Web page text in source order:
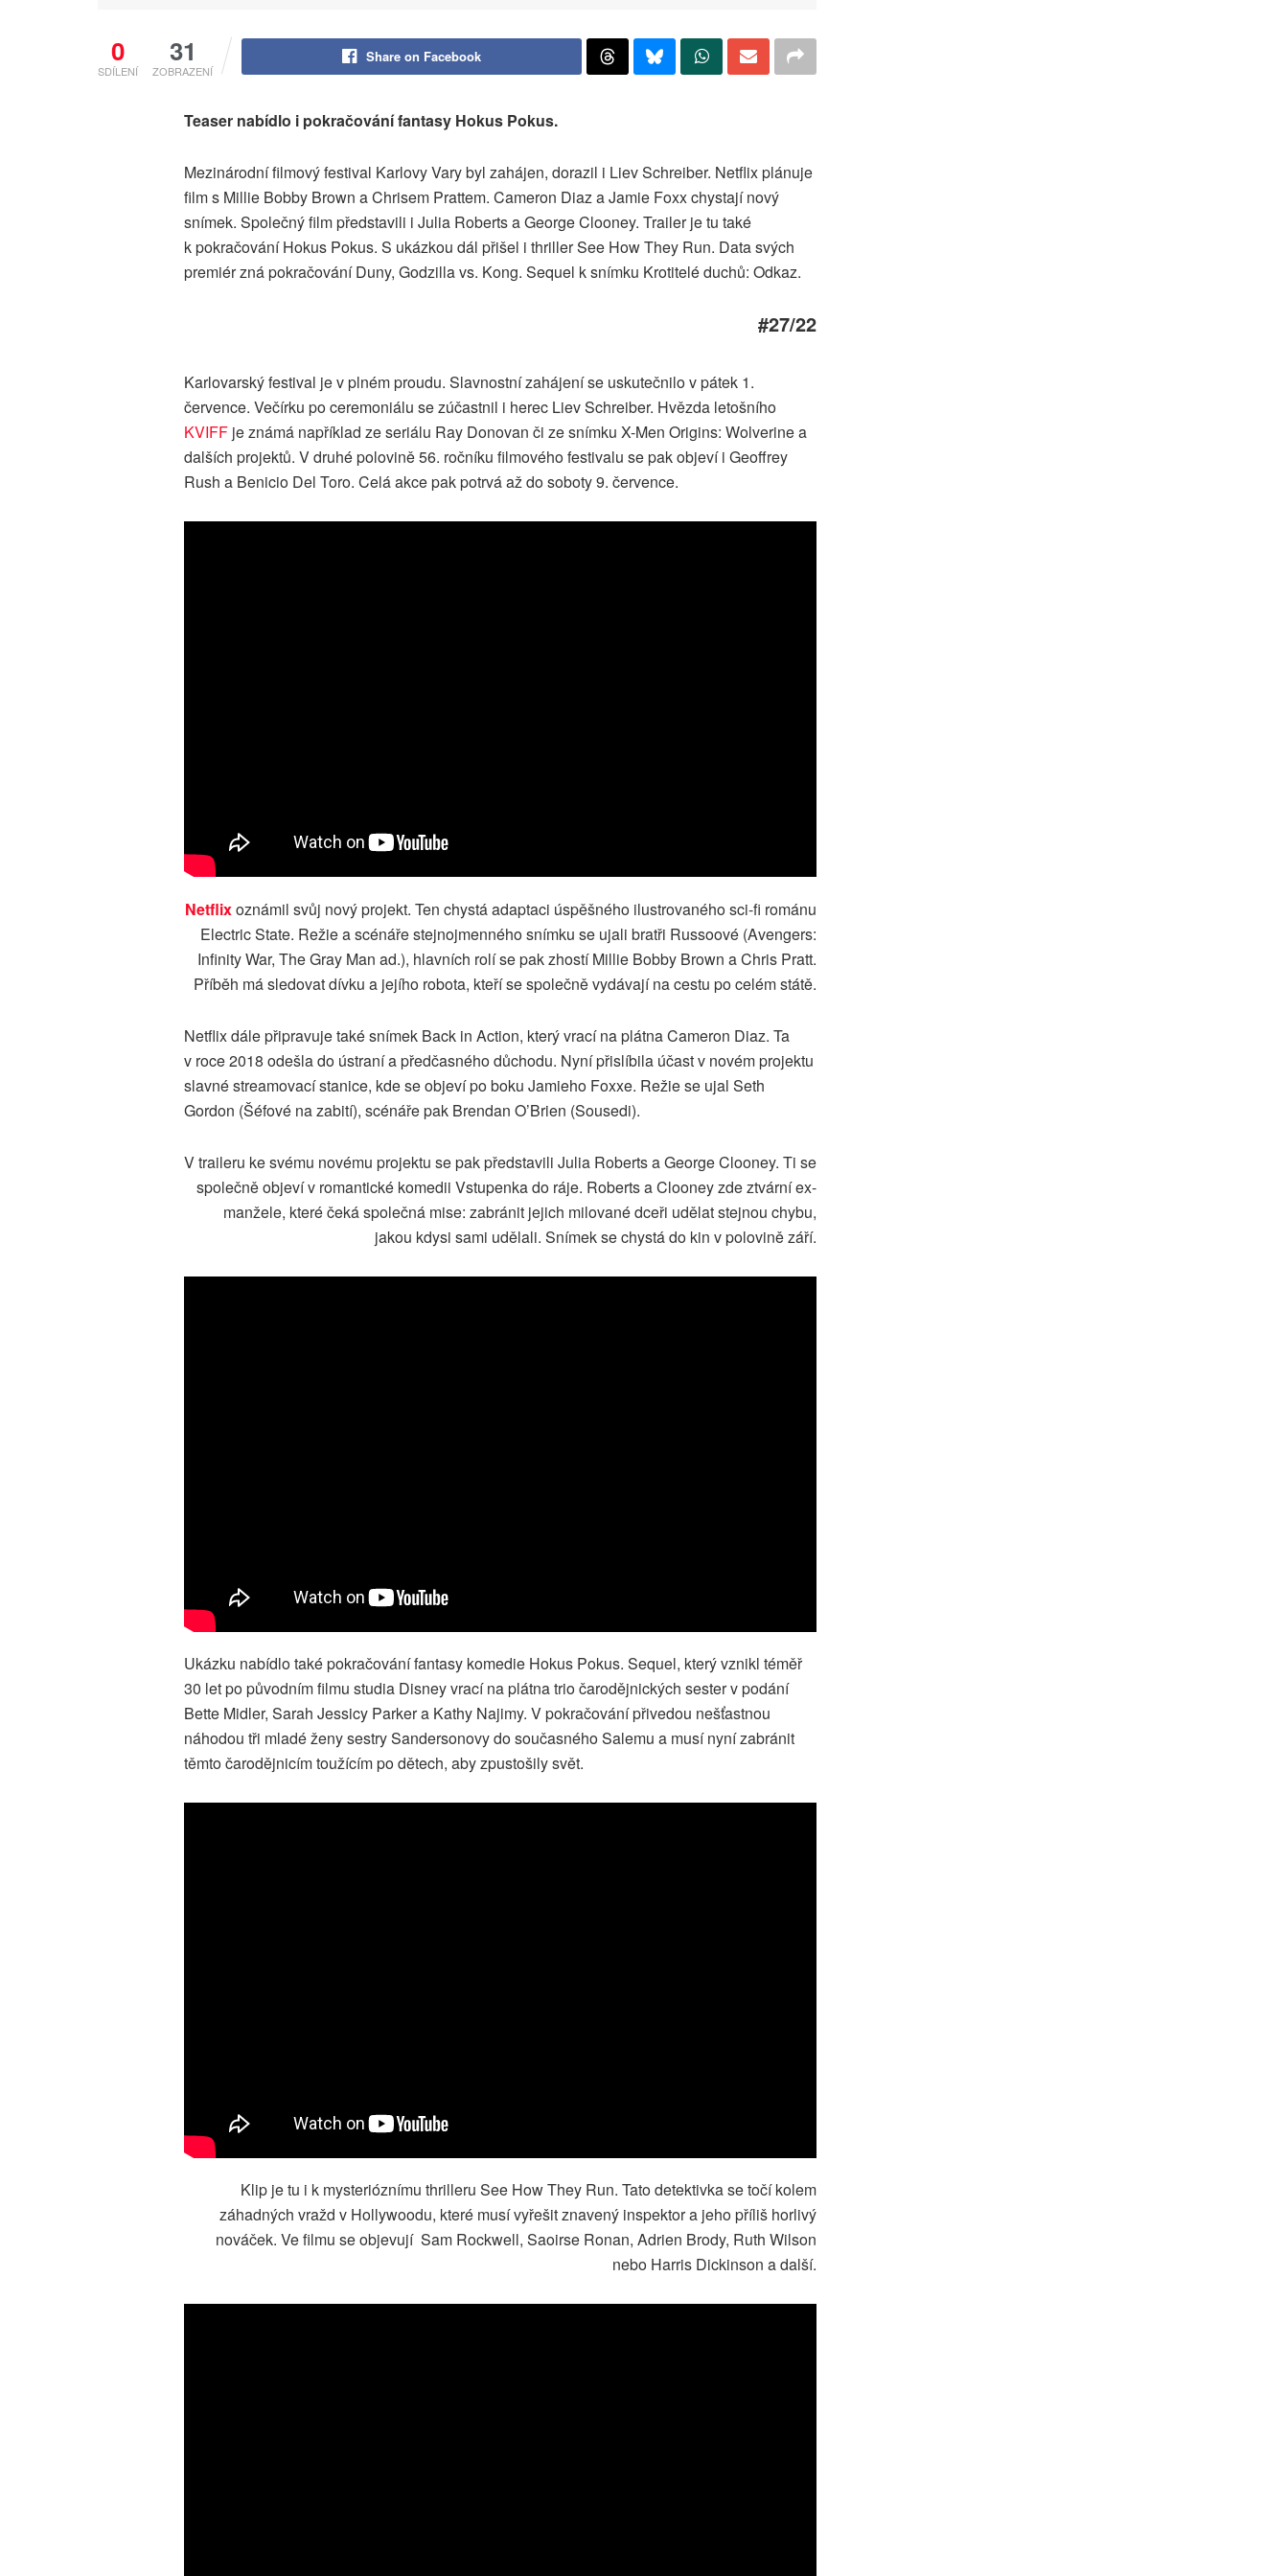
0
SDÍLENÍ
31
ZOBRAZENÍ
Share on Facebook
Teaser nabídlo i pokračování fantasy Hokus Pokus.
Mezinárodní filmový festival Karlovy Vary byl zahájen, dorazil i Liev Schreiber. Netflix plánuje
film s Millie Bobby Brown a Chrisem Prattem. Cameron Diaz a Jamie Foxx chystají nový
snímek. Společný film představili i Julia Roberts a George Clooney. Trailer je tu také
k pokračování Hokus Pokus. S ukázkou dál přišel i thriller See How They Run. Data svých
premiér zná pokračování Duny, Godzilla vs. Kong. Sequel k snímku Krotitelé duchů: Odkaz.
#27/22
Karlovarský festival je v plném proudu. Slavnostní zahájení se uskutečnilo v pátek 1.
července. Večírku po ceremoniálu se zúčastnil i herec Liev Schreiber. Hvězda letošního
KVIFF je známá například ze seriálu Ray Donovan či ze snímku X-Men Origins: Wolverine a
dalších projektů. V druhé polovině 56. ročníku filmového festivalu se pak objeví i Geoffrey
Rush a Benicio Del Toro. Celá akce pak potrvá až do soboty 9. července.
Netflixoznámil svůj nový projekt. Ten chystá adaptaci úspěšného ilustrovaného sci-fi románu
Electric State. Režie a scénáře stejnojmenného snímku se ujali bratři Russoové (Avengers:
Infinity War, The Gray Man ad.), hlavních rolí se pak zhostí Millie Bobby Brown a Chris Pratt.
Příběh má sledovat dívku a jejího robota, kteří se společně vydávají na cestu po celém státě.
Netflix dále připravuje také snímek Back in Action, který vrací na plátna Cameron Diaz. Ta
v roce 2018 odešla do ústraní a předčasného důchodu. Nyní přislíbila účast v novém projektu
slavné streamovací stanice, kde se objeví po boku Jamieho Foxxe. Režie se ujal Seth
Gordon (Šéfové na zabití), scénáře pak Brendan O’Brien (Sousedi).
V traileru ke svému novému projektu se pak představili Julia Roberts a George Clooney. Ti se
společně objeví v romantické komedii Vstupenka do ráje. Roberts a Clooney zde ztvární ex-
manžele, které čeká společná mise: zabránit jejich milované dceři udělat stejnou chybu,
jakou kdysi sami udělali. Snímek se chystá do kin v polovině září.
Ukázku nabídlo také pokračování fantasy komedie Hokus Pokus. Sequel, který vznikl téměř
30 let po původním filmu studia Disney vrací na plátna trio čarodějnických sester v podání
Bette Midler, Sarah Jessicy Parker a Kathy Najimy. V pokračování přivedou nešťastnou
náhodou tři mladé ženy sestry Sandersonovy do současného Salemu a musí nyní zabránit
těmto čarodějnicím toužícím po dětech, aby zpustošily svět.
Klip je tu i k mysterióznímu thrilleru See How They Run. Tato detektivka se točí kolem
záhadných vražd v Hollywoodu, které musí vyřešit znavený inspektor a jeho příliš horlivý
nováček. Ve filmu se objevují Sam Rockwell, Saoirse Ronan, Adrien Brody, Ruth Wilson
nebo Harris Dickinson a další.